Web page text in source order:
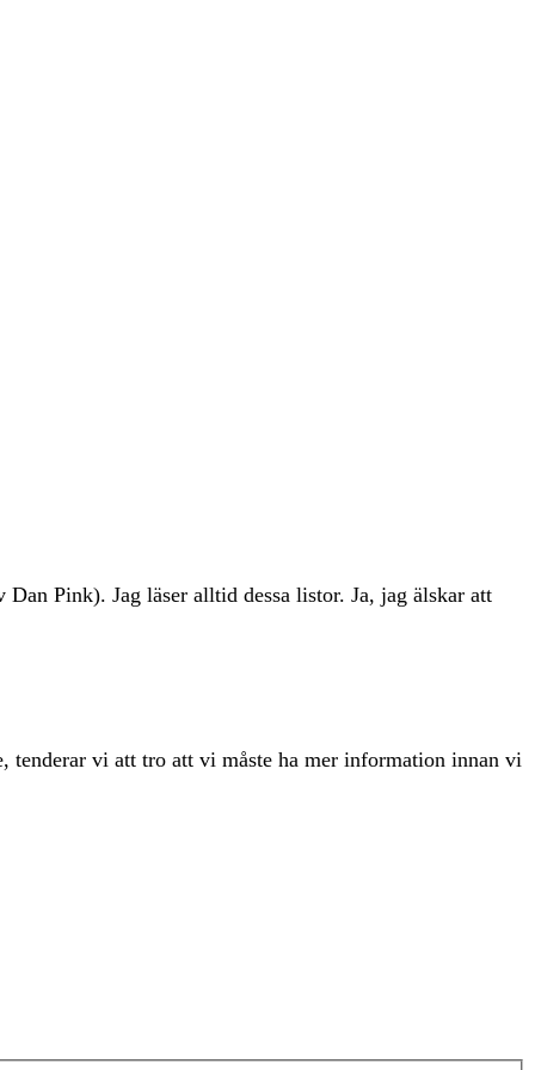
Dan Pink). Jag läser alltid dessa listor. Ja, jag älskar att
tenderar vi att tro att vi måste ha mer information innan vi